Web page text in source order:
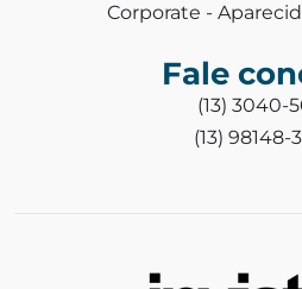
Corporate -
Fale
(13) 3040-
(13) 98148-